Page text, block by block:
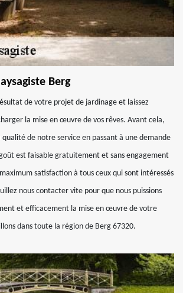
Berg
de votre projet de jardinage et laissez
la mise en œuvre de vos rêves. Avant cela,
de notre service en passant à une demande
est faisable gratuitement et sans engagement
satisfaction à tous ceux qui sont intéressés
nous contacter vite pour que nous puissions
et efficacement la mise en œuvre de votre
dans toute la région de Berg 67320.